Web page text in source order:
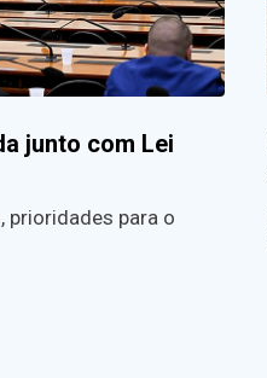
junto com Lei
prioridades para o